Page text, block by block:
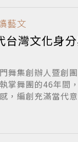
藝文
台灣文化身
舞集創辦人暨創
掌舞團的46年間
，編創充滿當代